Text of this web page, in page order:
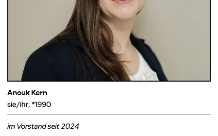
Anouk Kern
sie/ihr, *1990
im Vorstand seit 2024